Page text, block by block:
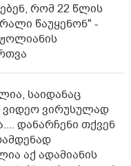
რომ 22 წლის
წაუყენონ" -
საიდანაც
ვირუსულად
დანარჩენი თქვენ
აქ ადამიანის